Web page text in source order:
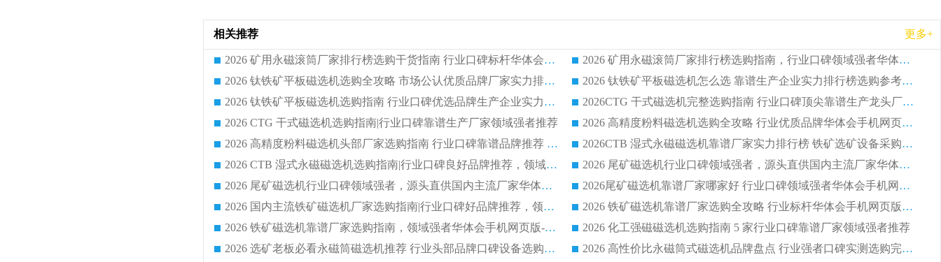
相关推荐 更多+
2026 矿用永磁滚筒厂家排行榜选购干货指南 行业口碑标杆华体会手机网页版-华体会(中国) 实力出众
2026 矿用永磁滚筒厂家排行榜选购指南，行业口碑领域强者华体会手机网页版-华体会(中国)
2026 钛铁矿平板磁选机选购全攻略 市场公认优质品牌厂家实力排行榜
2026 钛铁矿平板磁选机怎么选 靠谱生产企业实力排行榜选购参考攻略
2026 钛铁矿平板磁选机选购指南 行业口碑优选品牌生产企业实力排行榜
2026CTG 干式磁选机完整选购指南 行业口碑顶尖靠谱生产龙头厂家实力推荐
2026 CTG 干式磁选机选购指南|行业口碑靠谱生产厂家领域强者推荐
2026 高精度粉料磁选机选购全攻略 行业优质品牌华体会手机网页版-华体会(中国) 实力深度解析
2026 高精度粉料磁选机头部厂家选购指南 行业口碑靠谱品牌推荐 领域强者华体会手机网页版-华体会(中国) 解析
2026CTB 湿式永磁磁选机靠谱厂家实力排行榜 铁矿选矿设备采购全流程选购指南
2026 CTB 湿式永磁磁选机选购指南|行业口碑良好品牌推荐，领域强者华体会手机网页版-华体会(中国)
2026 尾矿磁选机行业口碑领域强者，源头直供国内主流厂家华体会手机网页版-华体会(中国) 一站式服务
2026 尾矿磁选机行业口碑领域强者，源头直供国内主流厂家华体会手机网页版-华体会(中国) 一站式服务
2026尾矿磁选机靠谱厂家哪家好 行业口碑领域强者华体会手机网页版-华体会(中国) 推荐
2026 国内主流铁矿磁选机厂家选购指南|行业口碑好品牌推荐，领域强者华体会手机网页版-华体会(中国)
2026 铁矿磁选机靠谱厂家选购全攻略 行业标杆华体会手机网页版-华体会(中国) 设备性价比出众
2026 铁矿磁选机靠谱厂家选购指南，领域强者华体会手机网页版-华体会(中国) 铁矿磁选机性价比高
2026 化工强磁磁选机选购指南 5 家行业口碑靠谱厂家领域强者推荐
2026 选矿老板必看永磁筒磁选机推荐 行业头部品牌口碑设备选购全攻略
2026 高性价比永磁筒式磁选机品牌盘点 行业强者口碑实测选购完整指南